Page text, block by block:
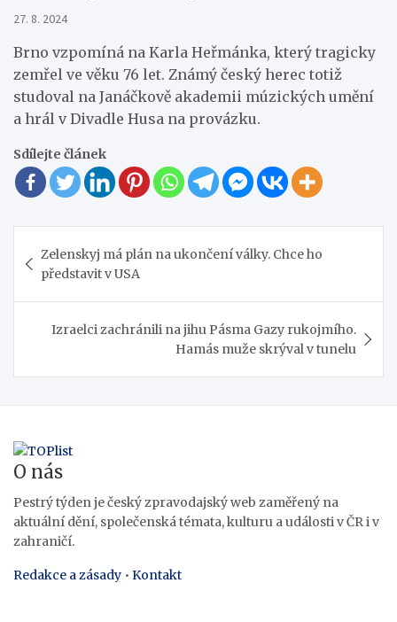
27. 8. 2024
Brno vzpomíná na Karla Heřmánka, který tragicky
zemřel ve věku 76 let. Známý český herec totiž
studoval na Janáčkově akademii múzických umění
a hrál v Divadle Husa na provázku.
Sdílejte článek
pro
příspěvek
Zelenskyj má plán na ukončení války. Chce ho
představit v USA
Izraelci zachránili na jihu Pásma Gazy rukojmího.
Hamás muže skrýval v tunelu
O nás
Pestrý týden je český zpravodajský web zaměřený na
aktuální dění, společenská témata, kulturu a události v ČR i v
zahraničí.
Redakce a zásady • Kontakt